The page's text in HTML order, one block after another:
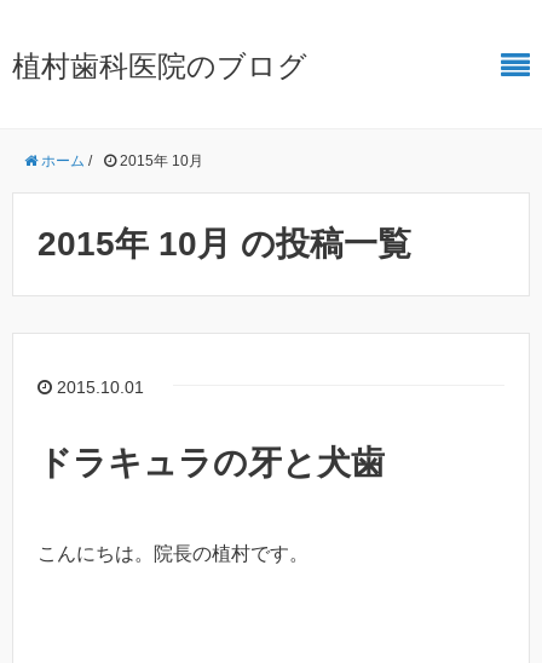
植村歯科医院のブログ
ホーム / 2015年 10月
2015年 10月 の投稿一覧
2015.10.01
ドラキュラの牙と犬歯
こんにちは。院長の植村です。